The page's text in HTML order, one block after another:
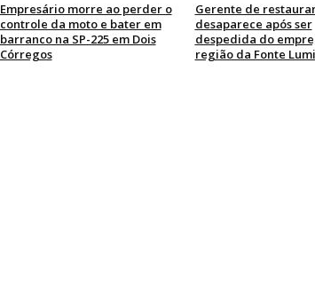
Empresário morre ao perder o
controle da moto e bater em
barranco na SP-225 em Dois
Córregos
Gerente de
desaparece após ser
despedida do
região da Fonte